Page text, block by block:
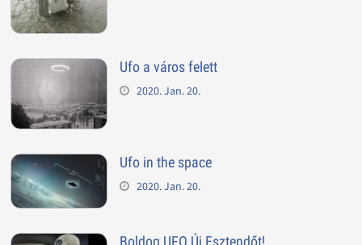
Ufo a város felett
2020. Jan. 20.
Ufo in the space
2020. Jan. 20.
Boldog UFO Új Esztendőt!